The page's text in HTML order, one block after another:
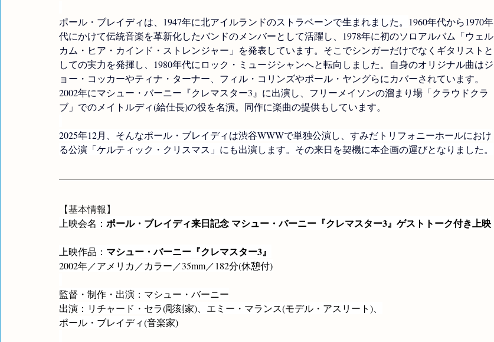
ポール・ブレイディは、1947年に北アイルランドのストラベーンで生まれました。 1960年代から1970年
代にかけて伝統音楽を革新化したバンドのメンバーとして活躍し、1978年に初のソロアルバム「ウェル
カム・ヒア・カインド・ストレンジャー」を発表しています。そこでシンガーだけでなくギタリストと
しての実力を発揮し、1980年代にロック・ミュージシャンへと転向しました。自身のオリジナル曲はジ
ョー・コッカーやティナ・ターナー、フィル・コリンズやポール・ヤングらにカバーされています。
2002年にマシュー・バーニー『クレマスター3』に出演し、フリーメイソンの溜まり場「クラウドクラ
ブ」でのメイトルディ(給仕長)の役を名演。同作に楽曲の提供もしています。
2025年12月、そんなポール・ブレイディは渋谷WWWで単独公演し、すみだトリフォニーホールにおけ
る公演「ケルティック・クリスマス」にも出演します。その来日を契機に本企画の運びとなりました。
【基本情報】
上映会名： ポール・ブレイディ来日記念 マシュー・バーニー『クレマスター3』ゲストトーク付き上映
上映作品： マシュー・バーニー『クレマスター3』
2002年／アメリカ／カラー／35mm／182分(休憩付)
監督・制作・出演：マシュー・バーニー
出演：リチャード・セラ(彫刻家)、エミー・マランス(モデル・アスリート)、
ポール・ブレイディ(音楽家)